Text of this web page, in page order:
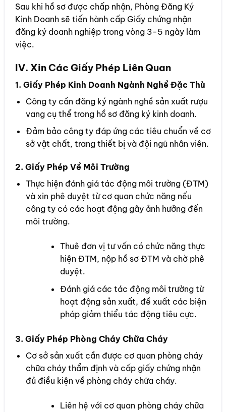
Sau khi hồ sơ được chấp nhận, Phòng Đăng Ký
Kinh Doanh sẽ tiến hành cấp Giấy chứng nhận
đăng ký doanh nghiệp trong vòng 3-5 ngày làm
việc.
IV. Xin Các Giấy Phép Liên Quan
1. Giấy Phép Kinh Doanh Ngành Nghề Đặc Thù
Công ty cần đăng ký ngành nghề sản xuất rượu
vang cụ thể trong hồ sơ đăng ký kinh doanh.
Đảm bảo công ty đáp ứng các tiêu chuẩn về cơ
sở vật chất, trang thiết bị và đội ngũ nhân viên.
2. Giấy Phép Về Môi Trường
Thực hiện đánh giá tác động môi trường (ĐTM)
và xin phê duyệt từ cơ quan chức năng nếu
công ty có các hoạt động gây ảnh hưởng đến
môi trường.
Thuê đơn vị tư vấn có chức năng thực
hiện ĐTM, nộp hồ sơ ĐTM và chờ phê
duyệt.
Đánh giá các tác động môi trường từ
hoạt động sản xuất, đề xuất các biện
pháp giảm thiểu tác động tiêu cực.
3. Giấy Phép Phòng Cháy Chữa Cháy
Cơ sở sản xuất cần được cơ quan phòng cháy
chữa cháy thẩm định và cấp giấy chứng nhận
đủ điều kiện về phòng cháy chữa cháy.
Liên hệ với cơ quan phòng cháy chữa